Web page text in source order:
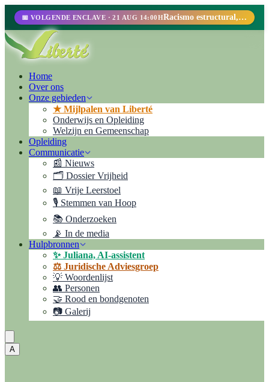
📅 VOLGENDE ENCLAVE · 21 AUG 14:00H Racismo estructural, perfilamiento racial y abolicionismo carcelario.
Home
Over ons
Onze gebieden
★ Mijlpalen van Liberté
Onderwijs en Opleiding
Welzijn en Gemeenschap
Opleiding
Communicatie
📰 Nieuws
🗂️ Dossier Vrijheid
📖 Vrije Leerstoel
🎙️ Stemmen van Hoop
📚 Onderzoeken
📡 In de media
Hulpbronnen
✨ Juliana, AI-assistent
⚖️ Juridische Adviesgroep
💡 Woordenlijst
👥 Personen
🤝 Rood en bondgenoten
📷 Galerij
A